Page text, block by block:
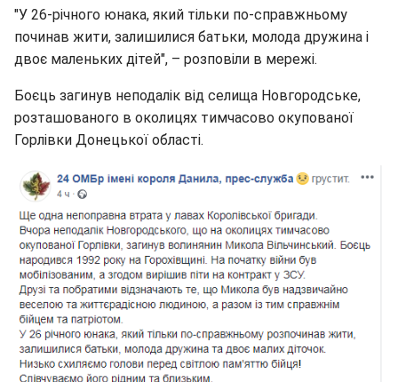
"У 26-річного юнака, який тільки по-справжньому
починав жити, залишилися батьки, молода дружина і
двоє маленьких дітей", – розповіли в мережі.
Боєць загинув неподалік від селища Новгородське,
розташованого в околицях тимчасово окупованої
Горлівки Донецької області.